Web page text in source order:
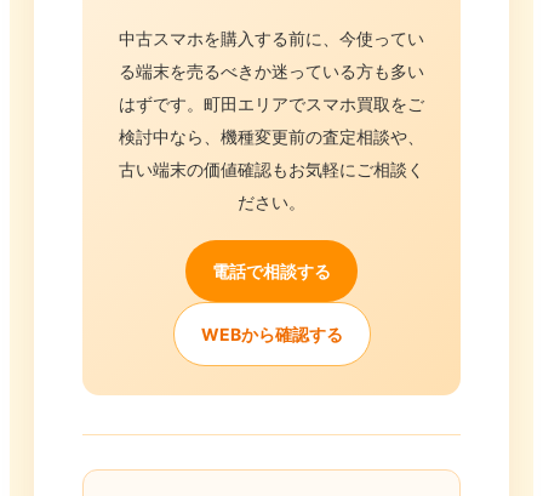
中古スマホを購入する前に、今使ってい
る端末を売るべきか迷っている方も多い
はずです。町田エリアでスマホ買取をご
検討中なら、機種変更前の査定相談や、
古い端末の価値確認もお気軽にご相談く
ださい。
電話で相談する
WEBから確認する